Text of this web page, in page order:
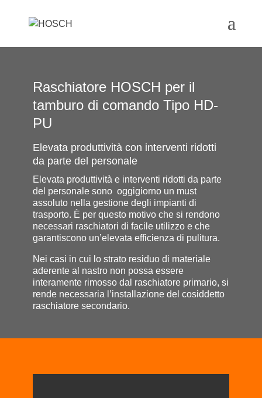
Raschiatore HOSCH per il
tamburo di comando Tipo HD-
PU
Elevata produttività con interventi ridotti
da parte del personale
Elevata produttività e interventi ridotti da parte
del personale sono oggigiorno un must
assoluto nella gestione degli impianti di
trasporto. È per questo motivo che si rendono
necessari raschiatori di facile utilizzo e che
garantiscono un’elevata efficienza di pulitura.
Nei casi in cui lo strato residuo di materiale
aderente al nastro non possa essere
interamente rimosso dal raschiatore primario, si
rende necessaria l’installazione del cosiddetto
raschiatore secondario.